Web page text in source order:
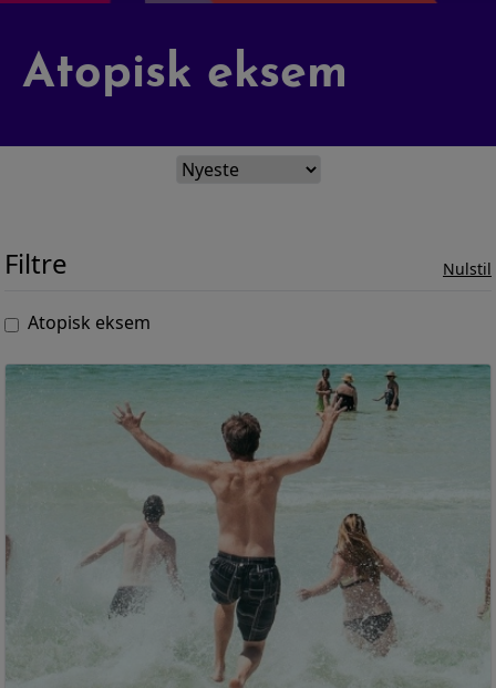
KOL
Sygdomssammenhæng
Test
Atopisk eksem
Filtre Nulstil
Atopisk eksem